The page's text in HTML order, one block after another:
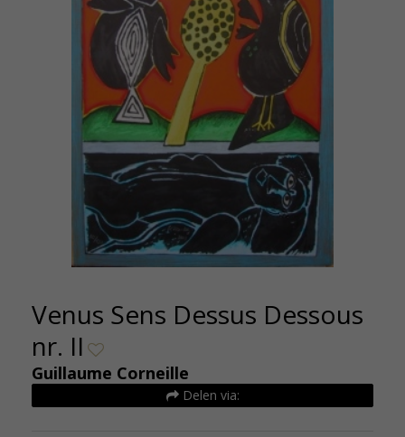
Venus Sens Dessus Dessous
nr. II
Guillaume Corneille
Delen via: